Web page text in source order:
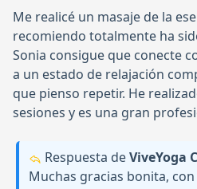
Me realicé un masaje de la
recomiendo totalmente ha
Sonia consigue que conecte
a un estado de relajación
que pienso repetir. He
sesiones y es una gran
Respuesta deViveYoga
Muchas gracias bonita,